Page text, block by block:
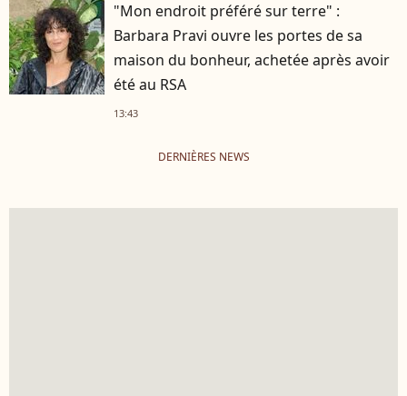
"Mon endroit préféré sur terre" :
Barbara Pravi ouvre les portes de sa
maison du bonheur, achetée après avoir
été au RSA
13:43
DERNIÈRES NEWS